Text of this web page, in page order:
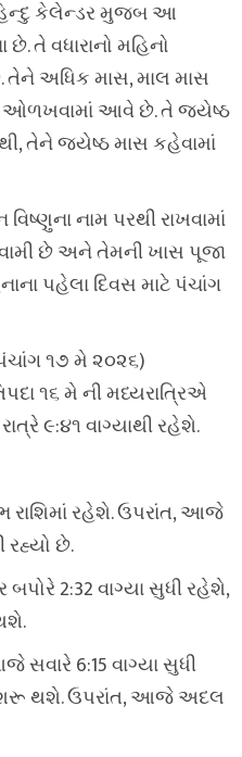
કેલેન્ડર મુજબ આ
તે વધારાનો મહિનો
અધિક માસ, માલ માસ
ઓળખવામાં આવે છે. તે જ્યેષ્ઠ
તેને જ્યેષ્ઠ માસ કહેવામાં
નામ પરથી રાખવામાં
છે અને તેમની ખાસ પૂજા
પહેલા દિવસ માટે પંચાંગ
૧૭ મે ૨૦૨૬)
૧૬ મે ની મધ્યરાત્રિએ
૯:૪૧ વાગ્યાથી રહેશે.
રહેશે. ઉપરાંત, આજે
રહ્યો છે.
2:32 વાગ્યા સુધી રહેશે,
6:15 વાગ્યા સુધી
શરૂ થશે. ઉપરાંત, આજે અદલ